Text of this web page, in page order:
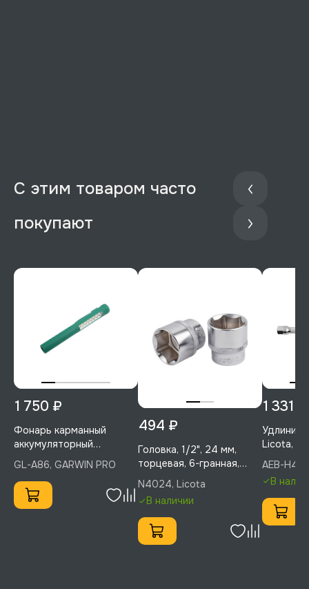
С этим товаром часто
покупают
1 750 ₽
Фонарь карманный
аккумуляторный
светодиодный, GARWIN
PRO, GL-A86
GL-A86, GARWIN PRO
494 ₽
Головка, 1/2", 24 мм,
торцевая, 6-гранная,
Licota, N4024
N4024, Licota
В наличии
1 331 ₽
Licota,
AEB-
В